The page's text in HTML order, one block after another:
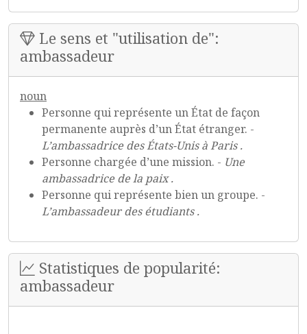
Le sens et "utilisation de":
ambassadeur
noun
Personne qui représente un État de façon
permanente auprès d’un État étranger. -
L’ambassadrice des États-Unis à Paris .
Personne chargée d’une mission. - Une
ambassadrice de la paix .
Personne qui représente bien un groupe. -
L’ambassadeur des étudiants .
Statistiques de popularité:
ambassadeur